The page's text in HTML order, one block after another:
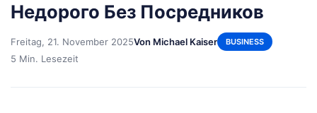
Недорого Без Посредников
Freitag, 21. November 2025Von Michael Kaiser BUSINESS
5 Min. Lesezeit